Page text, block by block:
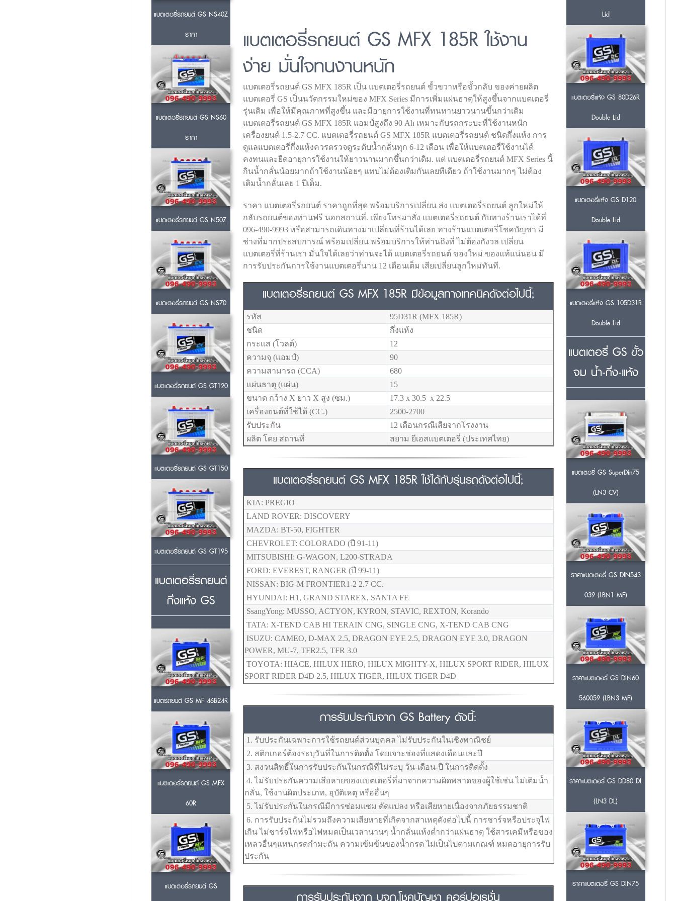
แบตเตอรี่รถยนต์ GS NS40Z
ราคา
แบตเตอรี่รถยนต์ GS NS60
ราคา
แบตเตอรี่รถยนต์ GS N50Z
แบตเตอรี่รถยนต์ GS NS70
แบตเตอรี่รถยนต์ GS GT120
แบตเตอรี่รถยนต์ GS GT150
แบตเตอรี่รถยนต์ GS GT195
แบตเตอรี่รถยนต์
กึ่งแห้ง GS
แบตรถยนต์ GS MF 46B24R
แบตเตอรี่รถยนต์ GS MFX
60R
แบตเตอรี่รถยนต์ GS
แบตเตอรี่รถยนต์ GS MFX 185R ใช้งาน
ง่าย มั่นใจทนงานหนัก
แบตเตอรี่รถยนต์ GS MFX 185R เป็น แบตเตอรี่รถยนต์ ขั้วขวาหรือขั้วกลับ ของค่ายผลิต
แบตเตอรี่ GS เป็นนวัตกรรมใหม่ของ MFX Series มีการเพิ่มแผ่นธาตุให้สูงขึ้นจากแบตเตอรี่
รุ่นเดิม เพื่อให้มีคุณภาพที่สูงขึ้น และมีอายุการใช้งานที่ทนทานยาวนานขึ้นกว่าเดิม
แบตเตอรี่รถยนต์ GS MFX 185R แอมป์สูงถึง 90 Ah เหมาะกับรถกระบะที่ใช้งานหนัก
เครื่องยนต์ 1.5-2.7 CC. แบตเตอรี่รถยนต์ GS MFX 185R แบตเตอรี่รถยนต์ ชนิดกึ่งแห้ง การ
ดูแลแบตเตอรี่กึ่งแห้งควรตรวจดูระดับน้ำกลั่นทุก 6-12 เดือน เพื่อให้แบตเตอรี่ใช้งานได้
คงทนและยืดอายุการใช้งานให้ยาวนานมากขึ้นกว่าเดิม. แต่ แบตเตอรี่รถยนต์ MFX Series นี้
กินน้ำกลั่นน้อยมากถ้าใช้งานน้อยๆ แทบไม่ต้องเติมกันเลยทีเดียว ถ้าใช้งานมากๆ ไม่ต้อง
เติมน้ำกลั่นเลย 1 ปีเต็ม.
ราคา แบตเตอรี่รถยนต์ ราคาถูกที่สุด พร้อมบริการเปลี่ยน ส่ง แบตเตอรี่รถยนต์ ลูกใหม่ให้
กลับรถยนต์ของท่านฟรี นอกสถานที่. เพียงโทรมาสั่ง แบตเตอรี่รถยนต์ กับทางร้านเราได้ที่
096-490-9993 หรือสามารถเดินทางมาเปลี่ยนที่ร้านได้เลย ทางร้านแบตเตอรี่โชคบัญชา มี
ช่างที่มากประสบการณ์ พร้อมเปลี่ยน พร้อมบริการให้ท่านถึงที่ ไม่ต้องกังวล เปลี่ยน
แบตเตอรี่ที่ร้านเรา มั่นใจได้เลยว่าท่านจะได้ แบตเตอรี่รถยนต์ ของใหม่ ของแท้แน่นอน มี
การรับประกันการใช้งานแบตเตอรี่นาน 12 เดือนเต็ม เสียเปลี่ยนลูกใหม่ทันที.
แบตเตอรี่รถยนต์ GS MFX 185R มีข้อมูลทางเทคนิคดังต่อไปนี้;
รหัส
95D31R (MFX 185R)
ชนิด
กึ่งแห้ง
กระแส (โวลต์)
12
ความจุ (แอมป์)
90
ความสามารถ (CCA)
680
แผ่นธาตุ (แผ่น)
15
ขนาด กว้าง X ยาว X สูง (ซม.)
17.3 x 30.5 x 22.5
เครื่องยนต์ที่ใช้ได้ (CC.)
2500-2700
รับประกัน
12 เดือนกรณีเสียจากโรงงาน
ผลิต โดย สถานที่
สยาม ยีเอสแบตเตอรี่ (ประเทศไทย)
แบตเตอรี่รถยนต์ GS MFX 185R ใช้ได้กับรุ่นรถดังต่อไปนี้;
KIA: PREGIO
LAND ROVER: DISCOVERY
MAZDA: BT-50, FIGHTER
CHEVROLET: COLORADO (ปี 91-11)
MITSUBISHI: G-WAGON, L200-STRADA
FORD: EVEREST, RANGER (ปี 99-11)
NISSAN: BIG-M FRONTIER1-2 2.7 CC.
HYUNDAI: H1, GRAND STAREX, SANTA FE
SsangYong: MUSSO, ACTYON, KYRON, STAVIC, REXTON, Korando
TATA: X-TEND CAB HI TERAIN CNG, SINGLE CNG, X-TEND CAB CNG
ISUZU: CAMEO, D-MAX 2.5, DRAGON EYE 2.5, DRAGON EYE 3.0, DRAGON
POWER, MU-7, TFR2.5, TFR 3.0
TOYOTA: HIACE, HILUX HERO, HILUX MIGHTY-X, HILUX SPORT RIDER, HILUX
SPORT RIDER D4D 2.5, HILUX TIGER, HILUX TIGER D4D
การรับประกันจาก GS Battery ดังนี้:
1. รับประกันเฉพาะการใช้รถยนต์ส่วนบุคคล ไม่รับประกันในเชิงพาณิชย์
2. สติกเกอร์ต้องระบุวันที่ในการติดตั้ง โดยเจาะช่องที่แสดงเดือนและปี
3. สงวนสิทธิ์ในการรับประกันในกรณีที่ไม่ระบุ วัน-เดือน-ปี ในการติดตั้ง
4. ไม่รับประกันความเสียหายของแบตเตอรี่ที่มาจากความผิดพลาดของผู้ใช้เช่น ไม่เติมน้ำ
กลั่น, ใช้งานผิดประเภท, อุบัติเหตุ หรืออื่นๆ
5. ไม่รับประกันในกรณีมีการซ่อมแซม ดัดแปลง หรือเสียหายเนื่องจากภัยธรรมชาติ
6. การรับประกันไม่รวมถึงความเสียหายที่เกิดจากสาเหตุดังต่อไปนี้ การชาร์จหรือประจุไฟ
เกิน ไม่ชาร์จไฟหรือไฟหมดเป็นเวลานานๆ น้ำกลั่นแห้งต่ำกว่าแผ่นธาตุ ใช้สารเคมีหรือของ
เหลวอื่นๆแทนกรดกำมะถัน ความเข้มข้นของน้ำกรด ไม่เป็นไปตามเกณฑ์ หมดอายุการรับ
ประกัน
การรับประกันจาก บจก.โชคบัญชา คอร์ปอเรชั่น
Lid
แบตเตอรี่แห้ง GS 80D26R
Double Lid
แบตเตอรี่แห้ง GS D120
Double Lid
แบตเตอรี่แห้ง GS 105D31R
Double Lid
แบตเตอรี่ GS ขั้ว
จม น้ำ-กึ่ง-แห้ง
แบตเตอรี่ GS SuperDin75
(LN3 CV)
ราคาแบตเตอรี่ GS DIN543
039 (LBN1 MF)
ราคาแบตเตอรี่ GS DIN60
560059 (LBN3 MF)
ราคาแบตเตอรี่ GS DD80 DL
(LN3 DL)
ราคาแบตเตอรี่ GS DIN75